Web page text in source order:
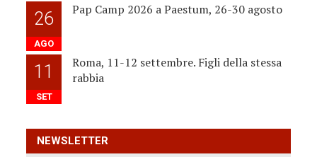
26
AGO
Pap Camp 2026 a Paestum, 26-30 agosto
11
SET
Roma, 11-12 settembre. Figli della stessa
rabbia
NEWSLETTER